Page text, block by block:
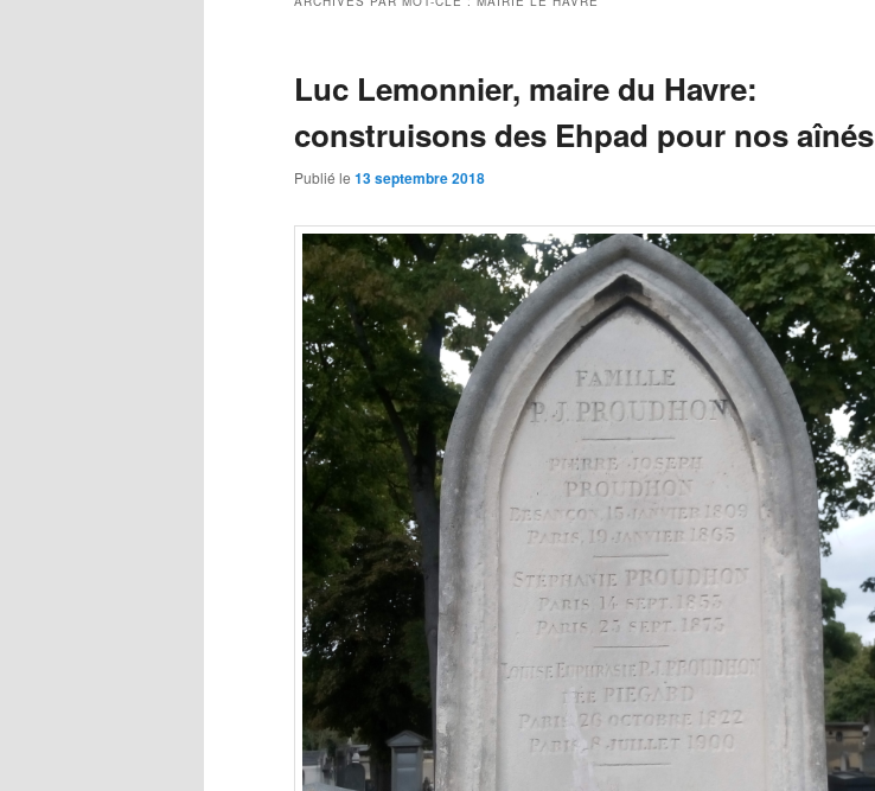
Luc Lemonnier, maire du Havre:
construisons des Ehpad pour nos aînés
Publié le 13 septembre 2018